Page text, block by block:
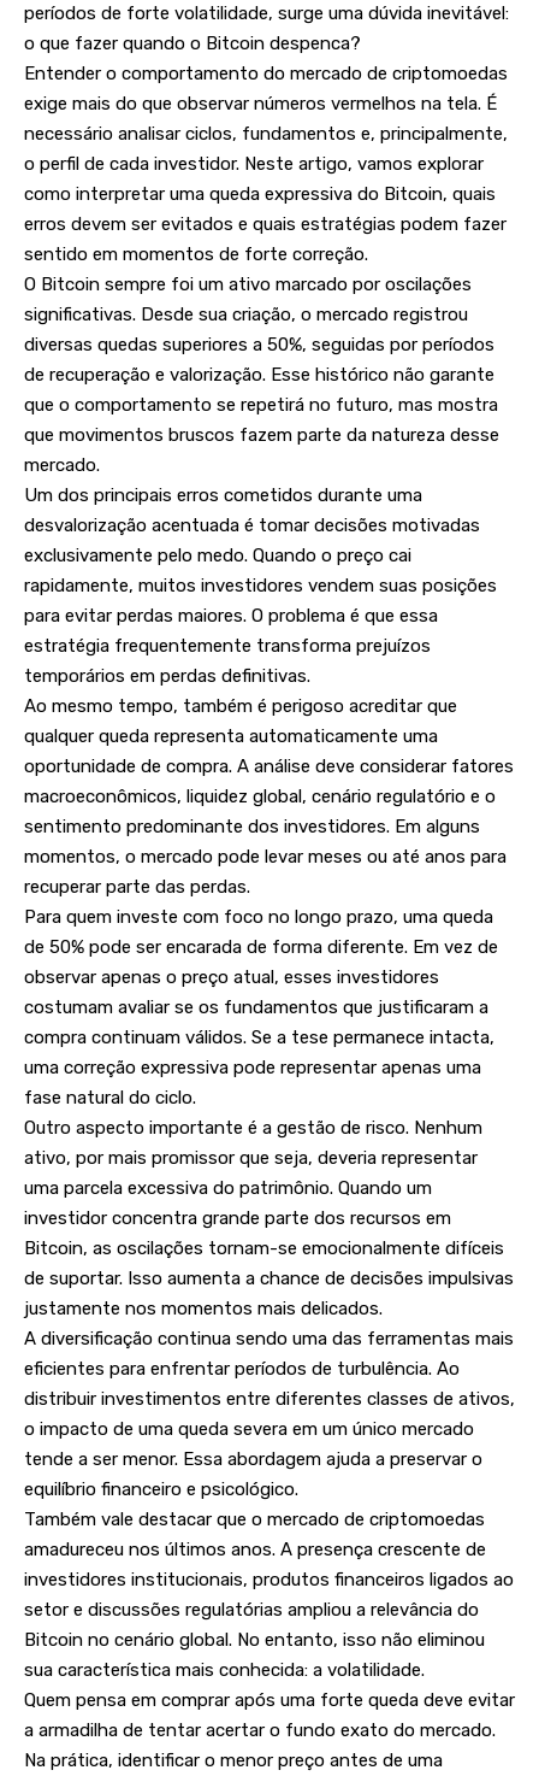
períodos de forte volatilidade, surge uma dúvida inevitável:
o que fazer quando o Bitcoin despenca?
Entender o comportamento do mercado de criptomoedas
exige mais do que observar números vermelhos na tela. É
necessário analisar ciclos, fundamentos e, principalmente,
o perfil de cada investidor. Neste artigo, vamos explorar
como interpretar uma queda expressiva do Bitcoin, quais
erros devem ser evitados e quais estratégias podem fazer
sentido em momentos de forte correção.
O Bitcoin sempre foi um ativo marcado por oscilações
significativas. Desde sua criação, o mercado registrou
diversas quedas superiores a 50%, seguidas por períodos
de recuperação e valorização. Esse histórico não garante
que o comportamento se repetirá no futuro, mas mostra
que movimentos bruscos fazem parte da natureza desse
mercado.
Um dos principais erros cometidos durante uma
desvalorização acentuada é tomar decisões motivadas
exclusivamente pelo medo. Quando o preço cai
rapidamente, muitos investidores vendem suas posições
para evitar perdas maiores. O problema é que essa
estratégia frequentemente transforma prejuízos
temporários em perdas definitivas.
Ao mesmo tempo, também é perigoso acreditar que
qualquer queda representa automaticamente uma
oportunidade de compra. A análise deve considerar fatores
macroeconômicos, liquidez global, cenário regulatório e o
sentimento predominante dos investidores. Em alguns
momentos, o mercado pode levar meses ou até anos para
recuperar parte das perdas.
Para quem investe com foco no longo prazo, uma queda
de 50% pode ser encarada de forma diferente. Em vez de
observar apenas o preço atual, esses investidores
costumam avaliar se os fundamentos que justificaram a
compra continuam válidos. Se a tese permanece intacta,
uma correção expressiva pode representar apenas uma
fase natural do ciclo.
Outro aspecto importante é a gestão de risco. Nenhum
ativo, por mais promissor que seja, deveria representar
uma parcela excessiva do patrimônio. Quando um
investidor concentra grande parte dos recursos em
Bitcoin, as oscilações tornam-se emocionalmente difíceis
de suportar. Isso aumenta a chance de decisões impulsivas
justamente nos momentos mais delicados.
A diversificação continua sendo uma das ferramentas mais
eficientes para enfrentar períodos de turbulência. Ao
distribuir investimentos entre diferentes classes de ativos,
o impacto de uma queda severa em um único mercado
tende a ser menor. Essa abordagem ajuda a preservar o
equilíbrio financeiro e psicológico.
Também vale destacar que o mercado de criptomoedas
amadureceu nos últimos anos. A presença crescente de
investidores institucionais, produtos financeiros ligados ao
setor e discussões regulatórias ampliou a relevância do
Bitcoin no cenário global. No entanto, isso não eliminou
sua característica mais conhecida: a volatilidade.
Quem pensa em comprar após uma forte queda deve evitar
a armadilha de tentar acertar o fundo exato do mercado.
Na prática, identificar o menor preço antes de uma